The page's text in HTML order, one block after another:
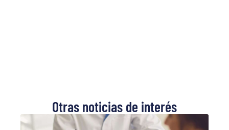
Otras noticias de interés